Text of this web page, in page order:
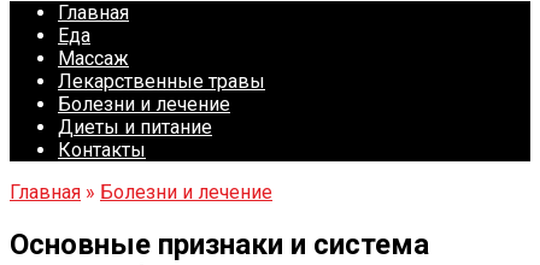
Главная
Еда
Массаж
Лекарственные травы
Болезни и лечение
Диеты и питание
Контакты
Главная » Болезни и лечение
Основные признаки и система